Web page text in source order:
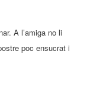
A l’amiga no li
poc ensucrat i